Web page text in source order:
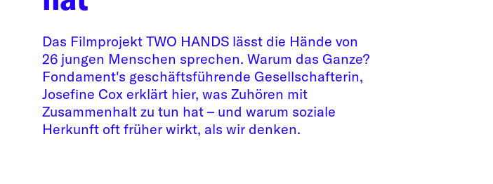
Das Filmprojekt TWO HANDS lässt die Hände von
26 jungen Menschen sprechen. Warum das Ganze?
Fondament's geschäftsführende Gesellschafterin,
Josefine Cox erklärt hier, was Zuhören mit
Zusammenhalt zu tun hat – und warum soziale
Herkunft oft früher wirkt, als wir denken.